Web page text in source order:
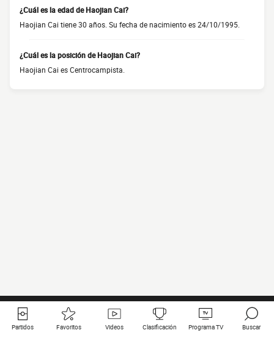
¿Cuál es la edad de Haojian Cai?
Haojian Cai tiene 30 años. Su fecha de nacimiento es 24/10/1995.
¿Cuál es la posición de Haojian Cai?
Haojian Cai es Centrocampista.
Partidos Favoritos Videos Clasificación Programa TV Buscar